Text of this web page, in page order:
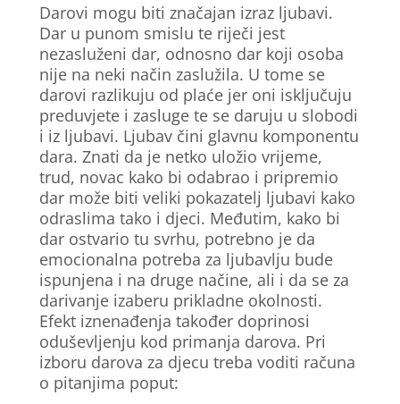
Darovi mogu biti značajan izraz ljubavi.
Dar u punom smislu te riječi jest
nezasluženi dar, odnosno dar koji osoba
nije na neki način zaslužila. U tome se
darovi razlikuju od plaće jer oni isključuju
preduvjete i zasluge te se daruju u slobodi
i iz ljubavi. Ljubav čini glavnu komponentu
dara. Znati da je netko uložio vrijeme,
trud, novac kako bi odabrao i pripremio
dar može biti veliki pokazatelj ljubavi kako
odraslima tako i djeci. Međutim, kako bi
dar ostvario tu svrhu, potrebno je da
emocionalna potreba za ljubavlju bude
ispunjena i na druge načine, ali i da se za
darivanje izaberu prikladne okolnosti.
Efekt iznenađenja također doprinosi
oduševljenju kod primanja darova. Pri
izboru darova za djecu treba voditi računa
o pitanjima poput: